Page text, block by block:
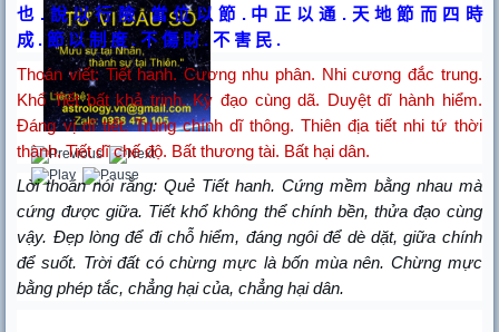
也 . 說 以 行 險 . 當 位 以 節 . 中 正 以 通 . 天 地 節 而 四 時
成 . 節 以 制 度 . 不 傷 財 . 不 害 民 .
Thoán viết: Tiết hanh. Cương nhu phân. Nhi cương đắc trung.
Khổ Tiết bất khả trinh. Kỳ đạo cùng dã. Duyệt dĩ hành hiểm.
Đáng vị dĩ tiết. Trung chính dĩ thông. Thiên địa tiết nhi tứ thời
thành. Tiết dĩ chế độ. Bất thương tài. Bất hại dân.
Lời thoán nói rằng: Quẻ Tiết hanh. Cứng mềm bằng nhau mà
cứng được giữa. Tiết khổ không thể chính bền, thửa đạo cùng
vậy. Đẹp lòng để đi chỗ hiểm, đáng ngôi để dè dặt, giữa chính
để suốt. Trời đất có chừng mực là bốn mùa nên. Chừng mực
bằng phép tắc, chẳng hại của, chẳng hại dân.